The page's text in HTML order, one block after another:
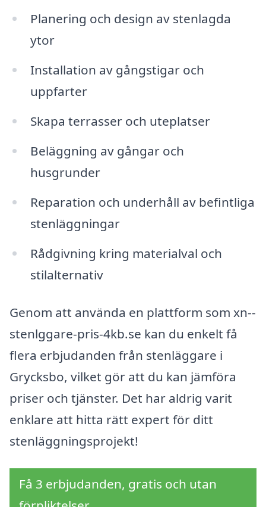
Planering och design av stenlagda
ytor
Installation av gångstigar och
uppfarter
Skapa terrasser och uteplatser
Beläggning av gångar och
husgrunder
Reparation och underhåll av befintliga
stenläggningar
Rådgivning kring materialval och
stilalternativ
Genom att använda en plattform som xn--
stenlggare-pris-4kb.se kan du enkelt få
flera erbjudanden från stenläggare i
Grycksbo, vilket gör att du kan jämföra
priser och tjänster. Det har aldrig varit
enklare att hitta rätt expert för ditt
stenläggningsprojekt!
Få 3 erbjudanden, gratis och utan